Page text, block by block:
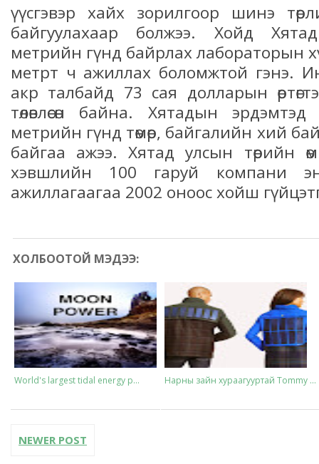
үүсгэвэр хайх зорилгоор шинэ
байгуулахаар болжээ. Хойд
метрийн гүнд байрлах лабораторын
метрт ч ажиллах боломжтой гэнэ.
акр талбайд 73 сая долларын
төлөвлөсөн байна. Хятадын
метрийн гүнд төмөр, байгалийн хий
байгаа ажээ. Хятад улсын төрийн
хэвшлийн 100 гаруй компани
ажиллагаагаа 2002 оноос хойш
ХОЛБООТОЙ МЭДЭЭ:
World's largest tidal energy p... Нарны зайн хураагууртай Tommy ...
NEWER POST